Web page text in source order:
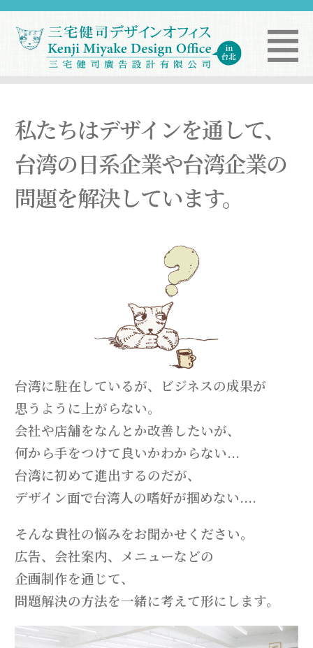
私たちはデザインを通して、
台湾の日系企業や台湾企業の
問題を解決しています。
台湾に駐在しているが、ビジネスの成果が
思うように上がらない。
会社や店舗をなんとか改善したいが、
何から手をつけて良いかわからない...
台湾に初めて進出するのだが、
デザイン面で台湾人の嗜好が掴めない....
そんな貴社の悩みをお聞かせください。
広告、会社案内、メニューなどの
企画制作を通じて、
問題解決の方法を一緒に考えて形にします。